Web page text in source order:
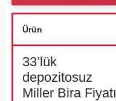
Ürün
33’lük
depozitosuz
Miller Bira Fiyatı